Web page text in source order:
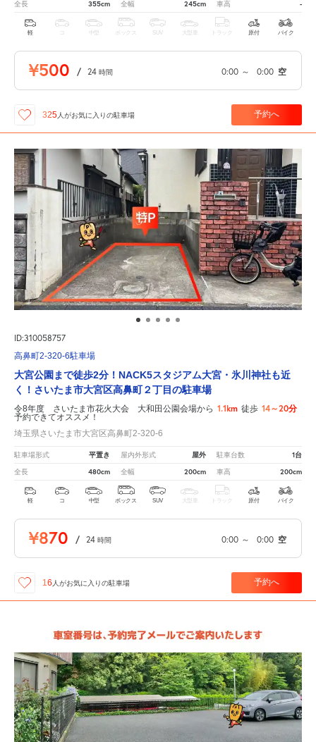
全長 355cm 全幅 245cm 車高 -
軽 中型 ボックス SUV 大型車 トラック 原付 バイク
¥500 / 24 時間 0:00 ～ 0:00 空
325 人がお気に入りの駐車場 予約へ
ID:310058757
高鼻町2-320-6駐車場
大宮公園まで徒歩2分！NACK5スタジアム大宮・氷川神社も近
く！さいたま市大宮区高鼻町２丁目の駐車場
令8年度 さいたま市花火大会 大和田公園会場から 1.1km 徒歩 14～20分
予約できてオススメ！
埼玉県さいたま市大宮区高鼻町2-320-6
駐車場形式 平置き 屋内外形式 屋外 駐車台数 1台
全長 480cm 全幅 200cm 車高 200cm
軽 コ 中型 ボックス SUV 大型車 トラック 原付 バイク
¥870 / 24 時間 0:00 ～ 0:00 空
16 人がお気に入りの駐車場 予約へ